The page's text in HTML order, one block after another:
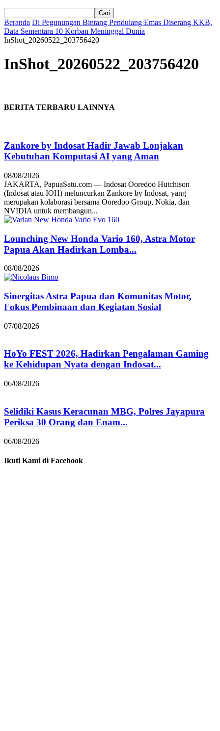
Beranda Di Pegunungan Bintang Pendulang Emas Diserang KKB,
Data Sementara 10 Korban Meninggal Dunia
InShot_20260522_203756420
InShot_20260522_203756420
BERITA TERBARU LAINNYA
Zankore by Indosat Hadir Jawab Lonjakan
Kebutuhan Komputasi AI yang Aman
08/08/2026
JAKARTA, PapuaSatu.com — Indosat Ooredoo Hutchison
(Indosat atau IOH) meluncurkan Zankore by Indosat, yang
merupakan kolaborasi bersama Ooredoo Group, Nokia, dan
NVIDIA untuk membangun...
Lounching New Honda Vario 160, Astra Motor
Papua Akan Hadirkan Lomba...
08/08/2026
Sinergitas Astra Papua dan Komunitas Motor,
Fokus Pembinaan dan Kegiatan Sosial
07/08/2026
HoYo FEST 2026, Hadirkan Pengalaman Gaming
ke Kehidupan Nyata dengan Indosat...
06/08/2026
Selidiki Kasus Keracunan MBG, Polres Jayapura
Periksa 30 Orang dan Enam...
06/08/2026
Ikuti Kami di Facebook